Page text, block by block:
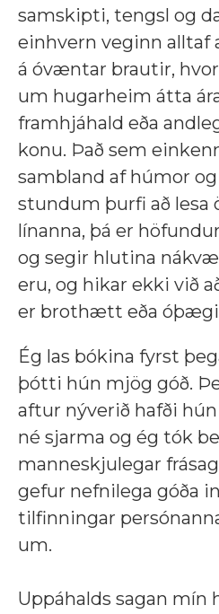
samskipti, tengsl og
einhvern veginn alltaf
á óvæntar brautir,
um hugarheim átta
framhjáhald eða
konu. Það sem
sambland af húmor
stundum þurfi að lesa
línanna, þá er
og segir hlutina
eru, og hikar ekki við
er brothætt eða
Ég las bókina fyrst
þótti hún mjög góð.
aftur nýverið hafði
né sjarma og ég tók
manneskjulegar
gefur nefnilega góða
tilfinningar
um.
Uppáhalds sagan mín